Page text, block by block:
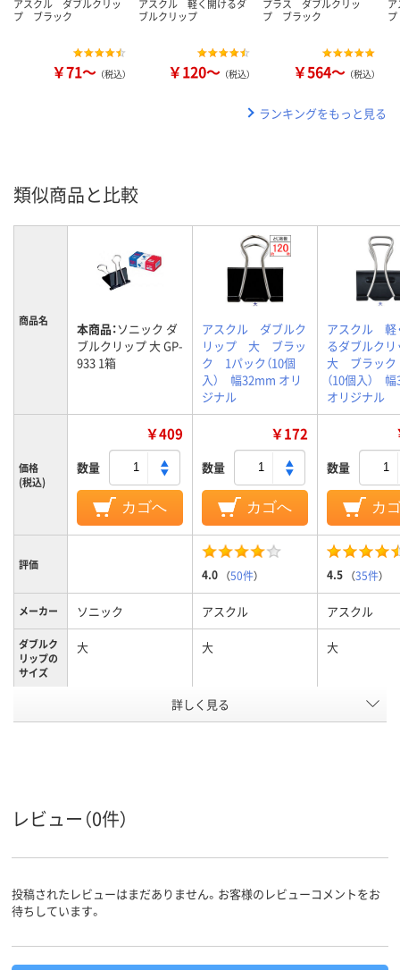
アスクル ダブルクリッ
プ ブラック
￥71～ （税込）
アスクル 軽く開けるダ
ブルクリップ
￥120～ （税込）
プラス ダブルクリッ
プ ブラック
￥564～ （税込）
ランキングをもっと見る
類似商品と比較
商品名 本商品：ソニック ダ
ブルクリップ 大 GP-
933 1箱
アスクル ダブルク
リップ 大 ブラッ
ク 1パック（10個
入） 幅32mm オリ
ジナル
アスクル 軽
るダブルク
大 ブラッ
（10個入）
オリジナル
価格
(税込)
￥409
数量
カゴへ
￥172
数量
カゴへ
数量
カ
評価
4.0 （50件） 4.5 （35件）
メーカー ソニック アスクル アスクル
ダブルク
リップの
サイズ
大 大 大
大
スコア
詳しく見る
レビュー（0件）
投稿されたレビューはまだありません。お客様のレビューコメントをお
待ちしています。